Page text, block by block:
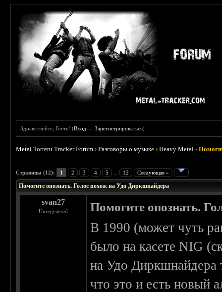
Здравствуйте, Гость! (Вход —Зарегистрироваться)
Metal Torrent Tracker Forum ›Разговоры о музыке ›Heavy Metal ›
Страницы (12): 1 2 3 4 5 12 Следующая »
Помогите опознать. Голос похож на Удо Диркшнайдера
svan27
Unregistered Помогите опознать.
В 1990 (может чуть
было на касете NIG
на Удо Диркшнайдера
что это и есть новый